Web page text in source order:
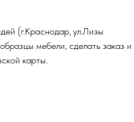
(г.Краснодар, ул.Лизы
мебели, сделать заказ и
карты.